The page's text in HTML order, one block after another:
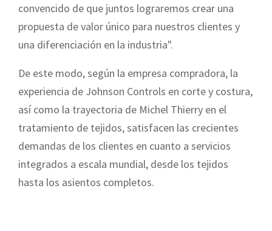
convencido de que juntos lograremos crear una
propuesta de valor único para nuestros clientes y
una diferenciación en la industria".
De este modo, según la empresa compradora, la
experiencia de Johnson Controls en corte y costura,
así como la trayectoria de Michel Thierry en el
tratamiento de tejidos, satisfacen las crecientes
demandas de los clientes en cuanto a servicios
integrados a escala mundial, desde los tejidos
hasta los asientos completos.